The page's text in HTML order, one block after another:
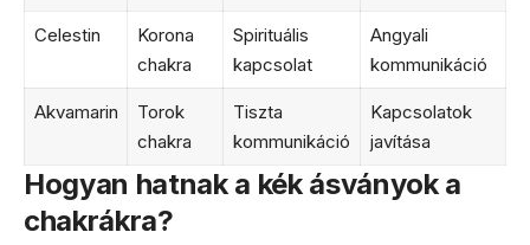
Celestin
Korona
chakra
Spirituális
kapcsolat
Angyali
kommunikáció
Akvamarin
Torok
chakra
Tiszta
kommunikáció
Kapcsolatok
javítása
Hogyan hatnak a kék ásványok a
chakrákra?